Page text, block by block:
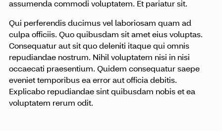
assumenda commodi voluptatem. Et pariatur sit.
Qui perferendis ducimus vel laboriosam quam ad
culpa officiis. Quo quibusdam sit amet eius voluptas.
Consequatur aut sit quo deleniti itaque qui omnis
repudiandae nostrum. Nihil voluptatem nisi in nisi
occaecati praesentium. Quidem consequatur saepe
eveniet temporibus ea error aut officia debitis.
Explicabo repudiandae sint quibusdam nobis et ea
voluptatem rerum odit.